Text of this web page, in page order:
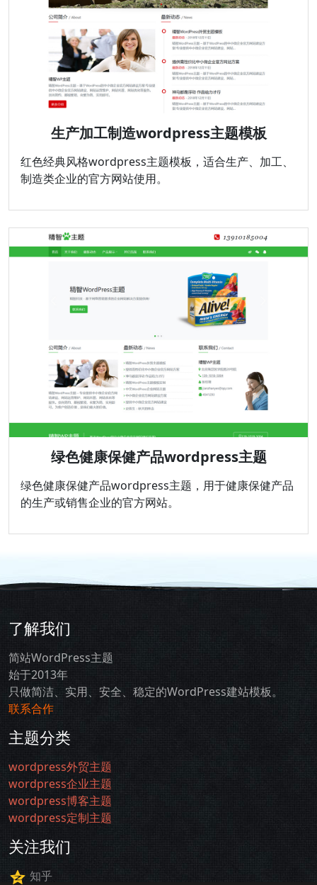
生产加工制造wordpress主题模板
红色经典风格wordpress主题模板，适合生产、加工、
制造类企业的官方网站使用。
绿色健康保健产品wordpress主题
绿色健康保健产品wordpress主题，用于健康保健产品
的生产或销售企业的官方网站。
了解我们
简站WordPress主题
始于2013年
只做简洁、实用、安全、稳定的WordPress建站模板。
联系合作
主题分类
wordpress外贸主题
wordpress企业主题
wordpress博客主题
wordpress定制主题
关注我们
知乎